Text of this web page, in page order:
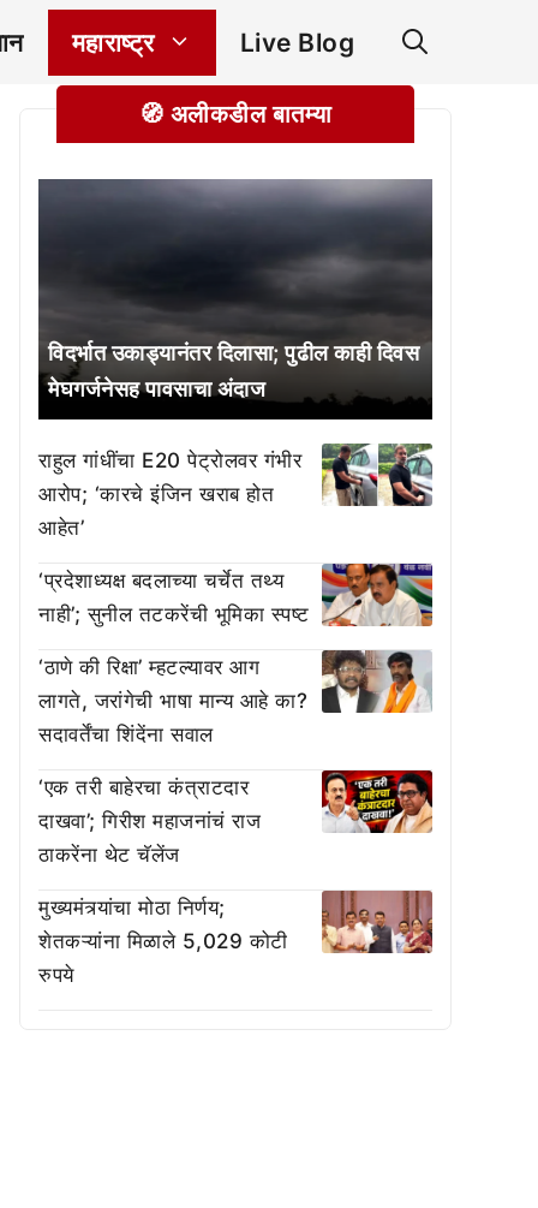
महाराष्ट्र Live Blog
🧭 अलीकडील बातम्या
विदर्भात उकाड्यानंतर दिलासा; पुढील काही दिवस
मेघगर्जनेसह पावसाचा अंदाज
राहुल गांधींचा E20 पेट्रोलवर गंभीर
आरोप; ‘कारचे इंजिन खराब होत
आहेत’
‘प्रदेशाध्यक्ष बदलाच्या चर्चेत तथ्य
नाही’; सुनील तटकरेंची भूमिका स्पष्ट
‘ठाणे की रिक्षा’ म्हटल्यावर आग
लागते, जरांगेची भाषा मान्य आहे का?
सदावर्तेंचा शिंदेंना सवाल
‘एक तरी बाहेरचा कंत्राटदार
दाखवा’; गिरीश महाजनांचं राज
ठाकरेंना थेट चॅलेंज
मुख्यमंत्र्यांचा मोठा निर्णय;
शेतकऱ्यांना मिळाले 5,029 कोटी
रुपये